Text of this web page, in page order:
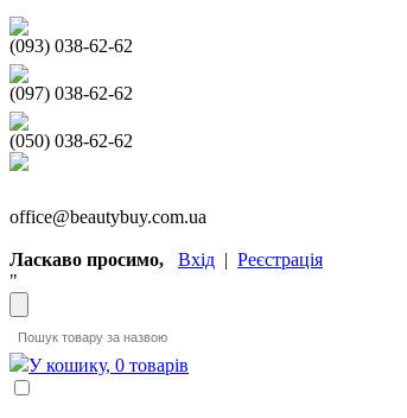
(093) 038-62-62
(097) 038-62-62
(050) 038-62-62
office@beautybuy.com.ua
Ласкаво просимо, Вхід | Реєстрація
"
У кошику, 0 товарів